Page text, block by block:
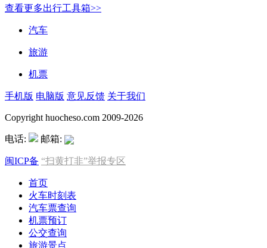
查看更多出行工具箱>>
汽车
旅游
机票
手机版 电脑版 意见反馈 关于我们
Copyright huocheso.com 2009-2026
电话: 邮箱:
闽ICP备 “扫黄打非”举报专区
首页
火车时刻表
汽车票查询
机票预订
公交查询
旅游景点